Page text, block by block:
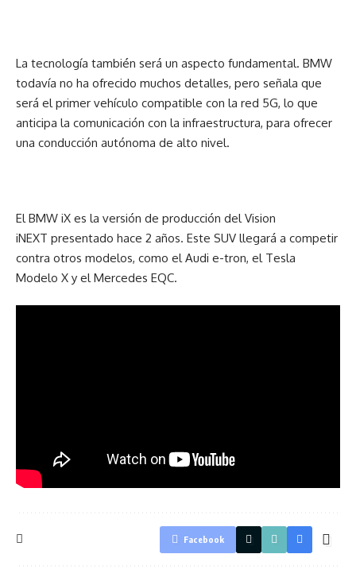
La tecnología también será un aspecto fundamental. BMW
todavía no ha ofrecido muchos detalles, pero señala que
será el primer vehículo compatible con la red 5G, lo que
anticipa la comunicación con la infraestructura, para ofrecer
una conducción autónoma de alto nivel.
El BMW iX es la versión de producción del Vision
iNEXT presentado hace 2 años. Este SUV llegará a competir
contra otros modelos, como el Audi e-tron, el Tesla
Modelo X y el Mercedes EQC.
Facebook